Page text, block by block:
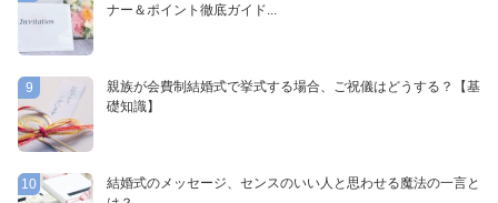
ナー＆ポイント徹底ガイド...
9
親族が会費制結婚式で挙式する場合、ご祝儀はどうする？【基
礎知識】
10
結婚式のメッセージ、センスのいい人と思わせる魔法の一言と